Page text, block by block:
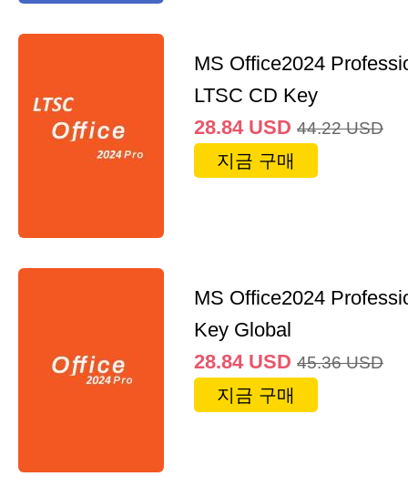
MS Office2024
LTSC CD Key
28.84 USD 44.22 USD
지금 구매
MS Office2024
Key Global
28.84 USD 45.36 USD
지금 구매